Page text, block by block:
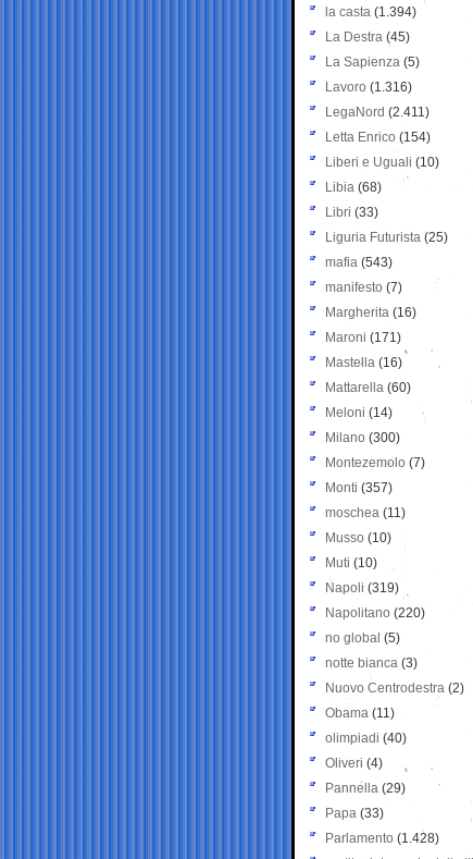
la casta (1.394)
La Destra (45)
La Sapienza (5)
Lavoro (1.316)
LegaNord (2.411)
Letta Enrico (154)
Liberi e Uguali (10)
Libia (68)
Libri (33)
Liguria Futurista (25)
mafia (543)
manifesto (7)
Margherita (16)
Maroni (171)
Mastella (16)
Mattarella (60)
Meloni (14)
Milano (300)
Montezemolo (7)
Monti (357)
moschea (11)
Musso (10)
Muti (10)
Napoli (319)
Napolitano (220)
no global (5)
notte bianca (3)
Nuovo Centrodestra (2)
Obama (11)
olimpiadi (40)
Oliveri (4)
Pannella (29)
Papa (33)
Parlamento (1.428)